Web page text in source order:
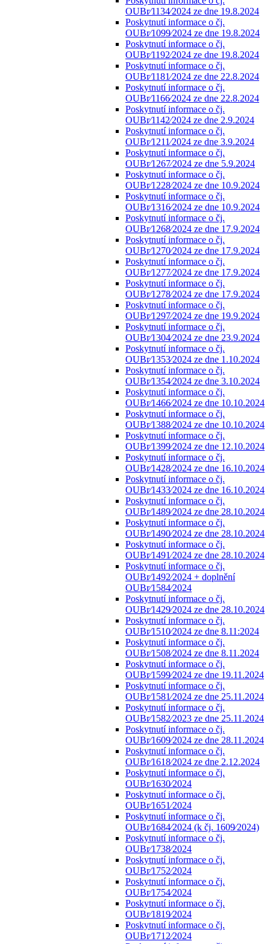
OUBr⁄1134⁄2024 ze dne 19.8.2024
Poskytnutí informace o čj.
OUBr⁄1099⁄2024 ze dne 19.8.2024
Poskytnutí informace o čj.
OUBr⁄1192⁄2024 ze dne 19.8.2024
Poskytnutí informace o čj.
OUBr⁄1181⁄2024 ze dne 22.8.2024
Poskytnutí informace o čj.
OUBr⁄1166⁄2024 ze dne 22.8.2024
Poskytnutí informace o čj.
OUBr⁄1142⁄2024 ze dne 2.9.2024
Poskytnutí informace o čj.
OUBr⁄1211⁄2024 ze dne 3.9.2024
Poskytnutí informace o čj.
OUBr⁄1267⁄2024 ze dne 5.9.2024
Poskytnutí informace o čj.
OUBr⁄1228⁄2024 ze dne 10.9.2024
Poskytnutí informace o čj.
OUBr⁄1316⁄2024 ze dne 10.9.2024
Poskytnutí informace o čj.
OUBr⁄1268⁄2024 ze dne 17.9.2024
Poskytnutí informace o čj.
OUBr⁄1270⁄2024 ze dne 17.9.2024
Poskytnutí informace o čj.
OUBr⁄1277⁄2024 ze dne 17.9.2024
Poskytnutí informace o čj.
OUBr⁄1278⁄2024 ze dne 17.9.2024
Poskytnutí informace o čj.
OUBr⁄1297⁄2024 ze dne 19.9.2024
Poskytnutí informace o čj.
OUBr⁄1304⁄2024 ze dne 23.9.2024
Poskytnutí informace o čj.
OUBr⁄1353⁄2024 ze dne 1.10.2024
Poskytnutí informace o čj.
OUBr⁄1354⁄2024 ze dne 3.10.2024
Poskytnutí informace o čj.
OUBr⁄1466⁄2024 ze dne 10.10.2024
Poskytnutí informace o čj.
OUBr⁄1388⁄2024 ze dne 10.10.2024
Poskytnutí informace o čj.
OUBr⁄1399⁄2024 ze dne 12.10.2024
Poskytnutí informace o čj.
OUBr⁄1428⁄2024 ze dne 16.10.2024
Poskytnutí informace o čj.
OUBr⁄1433⁄2024 ze dne 16.10.2024
Poskytnutí informace o čj.
OUBr⁄1489⁄2024 ze dne 28.10.2024
Poskytnutí informace o čj.
OUBr⁄1490⁄2024 ze dne 28.10.2024
Poskytnutí informace o čj.
OUBr⁄1491⁄2024 ze dne 28.10.2024
Poskytnutí informace o čj.
OUBr⁄1492⁄2024 + doplnění
OUBr⁄1584⁄2024
Poskytnutí informace o čj.
OUBr⁄1429⁄2024 ze dne 28.10.2024
Poskytnutí informace o čj.
OUBr⁄1510⁄2024 ze dne 8.11:2024
Poskytnutí informace o čj.
OUBr⁄1508⁄2024 ze dne 8.11.2024
Poskytnutí informace o čj.
OUBr⁄1599⁄2024 ze dne 19.11.2024
Poskytnutí informace o čj.
OUBr⁄1581⁄2024 ze dne 25.11.2024
Poskytnutí informace o čj.
OUBr⁄1582⁄2023 ze dne 25.11.2024
Poskytnutí informace o čj.
OUBr⁄1609⁄2024 ze dne 28.11.2024
Poskytnutí informace o čj.
OUBr⁄1618⁄2024 ze dne 2.12.2024
Poskytnutí informace o čj.
OUBr⁄1630⁄2024
Poskytnutí informace o čj.
OUBr⁄1651⁄2024
Poskytnutí informace o čj.
OUBr⁄1684⁄2024 (k čj. 1609⁄2024)
Poskytnutí informace o čj.
OUBr⁄1738⁄2024
Poskytnutí informace o čj.
OUBr⁄1752⁄2024
Poskytnutí informace o čj.
OUBr⁄1754⁄2024
Poskytnutí informace o čj.
OUBr⁄1819⁄2024
Poskytnutí informace o čj.
OUBr⁄1712⁄2024